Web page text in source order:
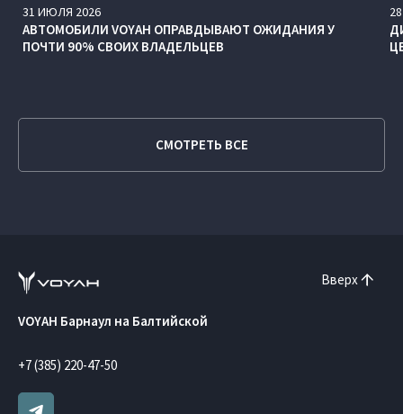
31 ИЮЛЯ 2026
АВТОМОБИЛИ VOYAH ОПРАВДЫВАЮТ ОЖИДАНИЯ У
ПОЧТИ 90% СВОИХ ВЛАДЕЛЬЦЕВ
28
СМОТРЕТЬ ВСЕ
Вверх
VOYAH Барнаул на Балтийской
+7 (385) 220-47-50